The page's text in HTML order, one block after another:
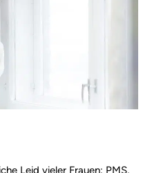
Leid vieler Frauen: PMS,